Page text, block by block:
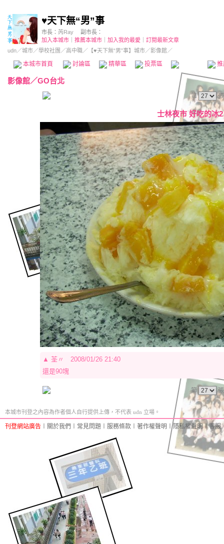
♥天下無“男”事
市長： 芮Ray
副市長：
加入本城市
推薦本城市 加入我的最愛
訂閱最新文章
udn／城市／學校社團 ／高中職／ 【♥天下無“男”事】城市／影像館／
本城市首頁 討論區 精華區 投票區 影像館
影像館／GO台北
第
士林夜市 好吃的冰2
▲ 荃〃
2008/01/26 21:40
還是90塊
第
本城市刊登之內容為作者個人自行提供上傳，不代表 udn 立場。
刊登網站廣告 關於我們 常見問題 服務條款 著作權聲明 ︱隱私權聲明︱客服